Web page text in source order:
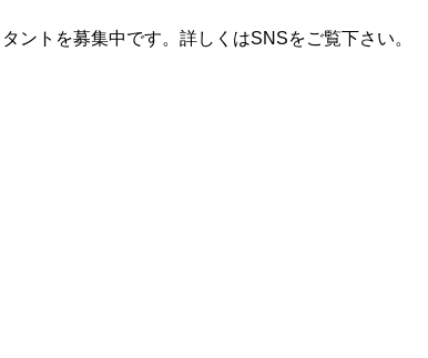
ントを募集中です。詳しくはSNSをご覧下さい。